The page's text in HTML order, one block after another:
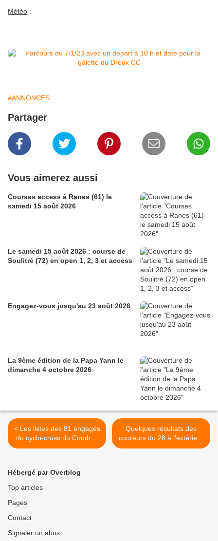
Météo :
#ANNONCES
Partager
Vous aimerez aussi
Courses access à Ranes (61) le
samedi 15 août 2026
Le samedi 15 août 2026 : course de
Soulitré (72) en open 1, 2, 3 et access
Engagez-vous jusqu'au 23 août 2026
La 9ème édition de la Papa Yann le
dimanche 4 octobre 2026
< Les listes des 81 engagés
du cyclo-cross du Coudray
(28) avec la modification
séniors
Quelques résultats des
coureurs du 28 à l'extérieur
>
Hébergé par Overblog
Top articles
Pages
Contact
Signaler un abus